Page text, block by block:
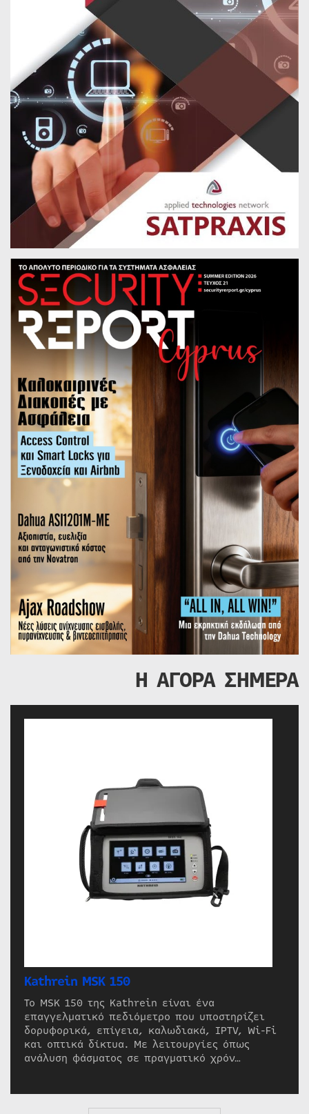
Η ΑΓΟΡΑ ΣΗΜΕΡΑ
Kathrein MSK 150
Το MSK 150 της Kathrein είναι ένα
επαγγελματικό πεδιόμετρο που υποστηρίζει
δορυφορικά, επίγεια, καλωδιακά, IPTV, Wi-Fi
και οπτικά δίκτυα. Με λειτουργίες όπως
ανάλυση φάσματος σε πραγματικό χρόν…